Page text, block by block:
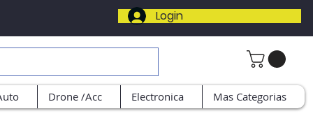
Login
Drone /Acc Electronica Mas Categorias